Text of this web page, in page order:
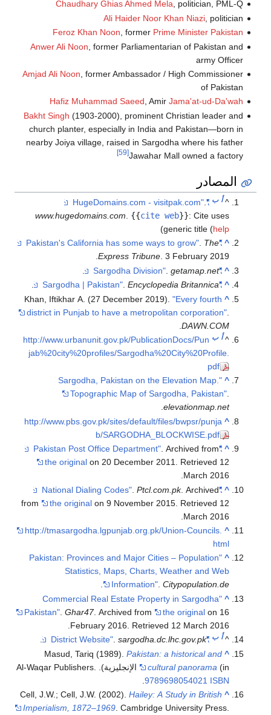
Chaudhary Ghias Ahmed
Ali Haider
Feroz Khan Noon, former
Anwer Ali Noon, former
Amjad Ali Noon, former
Hafiz Muhammad Saeed
Bakht Singh(1903-2000),
church planter, especially in
nearby Joiya village, raised in
www.hugedomains.com
Express Tribune
.
.
.
Khan, Iftikhar A. (27 December
district in Punjab to have a
http://www.urbanunit.gov.pk/
jab%20city%20profiles/
"Sargodha, Pakistan on
Topographic Map of
http://www.pbs.gov.pk/sites/
b/
the originalon 20 December
.
from
the originalon 9 November
http://
"Pakistan: Provinces and Major
Statistics, Maps, Charts,
Information"
.
"Commercial Real Estate
Pakistan". Ghar47. Archived from
February 2016
.
.
.
Masud, Tariq (1989).
Cell, J.W.; Cell, J.W. (2002).Hailey:
Imperialism, 1872–1969.